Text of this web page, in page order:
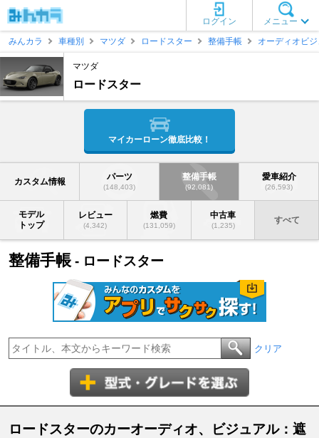
メニュー
ログイン
みんカラ
車種別 マツダ ロードスター 整備手帳 オーディオビ
マツダ
ロードスター
マイカーローン徹底比較！
カスタム情報 パーツ
(148,403)
整備手帳
(92,081)
愛車紹介
(26,593)
モデル
トップ
レビュー
(4,342)
燃費
(131,059)
中古車
(1,235)
すべて
整備手帳 - ロードスター
クリア
ロードスターのカーオーディオ、ビジュアル：遮